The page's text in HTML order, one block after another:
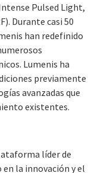
Pulsed Light,
Durante casi 50
han redefinido
Lumenis ha
previamente
avanzadas que
existentes.
líder de
la innovación y el